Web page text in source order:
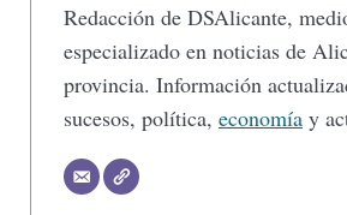
Redacción de DSAlicante,
especializado en noticias de
provincia. Información
sucesos, política, economía y